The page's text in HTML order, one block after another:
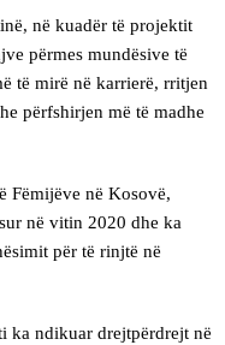
në kuadër të projektit
përmes mundësive të
të mirë në karrierë, rritjen
përfshirjen më të madhe
Fëmijëve në Kosovë,
në vitin 2020 dhe ka
për të rinjtë në
ka ndikuar drejtpërdrejt në